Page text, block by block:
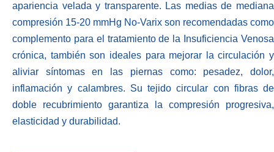
apariencia velada y transparente. Las medias de mediana
compresión 15-20 mmHg No-Varix son recomendadas como
complemento para el tratamiento de la Insuficiencia Venosa
crónica, también son ideales para mejorar la circulación y
aliviar síntomas en las piernas como: pesadez, dolor,
inflamación y calambres. Su tejido circular con fibras de
doble recubrimiento garantiza la compresión progresiva,
elasticidad y durabilidad.